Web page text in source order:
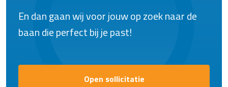
rekenen.
En dan gaan wij voor jouw op zoek naar de
baan die perfect bij je past!
Open sollicitatie